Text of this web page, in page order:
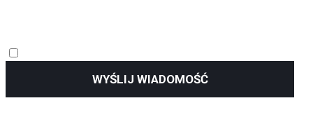
WYŚLIJ WIADOMOŚĆ